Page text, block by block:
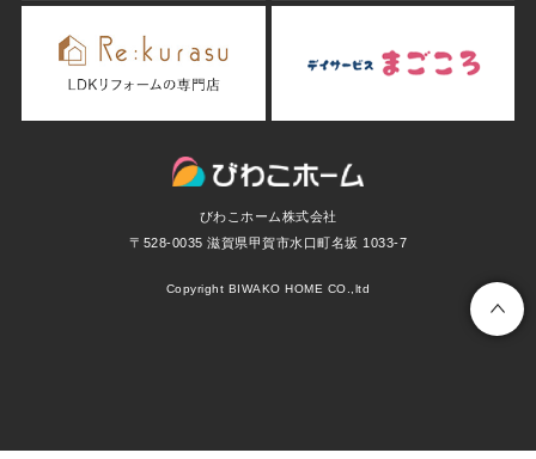
びわこホーム株式会社
〒528-0035 滋賀県甲賀市水口町名坂 1033-7
Copyright BIWAKO HOME CO.,ltd